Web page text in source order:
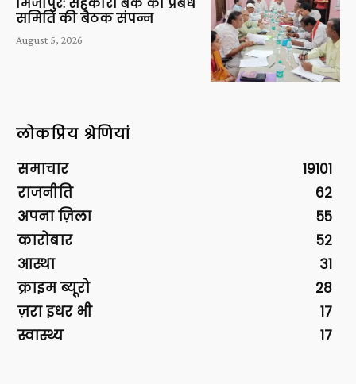
समिति की बैठक संपन्न
August 5, 2026
लोकप्रिय श्रेणियां
समाचार
19101
राजनीति
62
अपना ज़िला
55
कारोबार
52
आस्था
31
क्राइम ब्यूरो
28
ज़रा इधर भी
17
स्वास्थ्य
17